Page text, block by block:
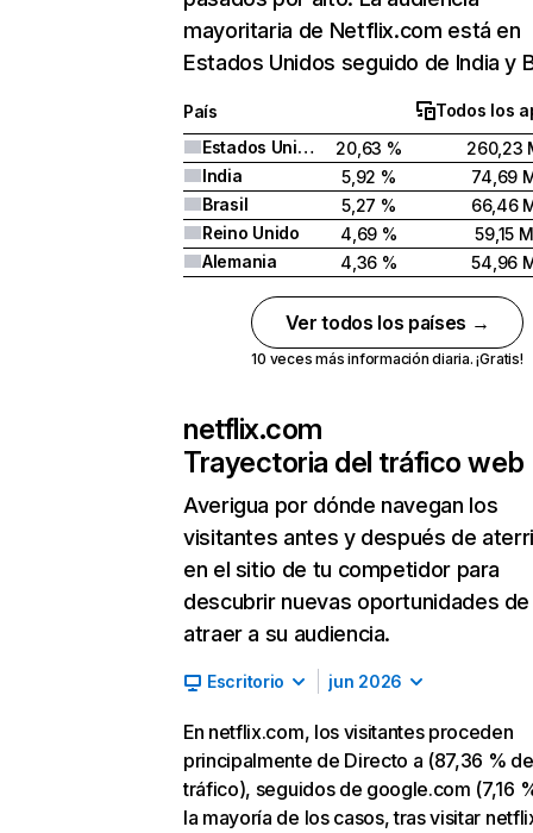
mayoritaria de Netflix.com está en
Estados Unidos seguido de India y
País
Todos los
Estados Unidos
20,63 %
260,23
India
5,92 %
74,69
Brasil
5,27 %
66,46
Reino Unido
4,69 %
59,15 M
Alemania
4,36 % 54,96
Ver todos los países →
10 veces más información diaria. ¡Gratis!
netflix.com
Trayectoria del tráfico web
Averigua por dónde navegan los
visitantes antes y después de
en el sitio de tu competidor para
descubrir nuevas oportunidades de
atraer a su audiencia.
Escritorio jun 2026
En netflix.com, los visitantes proceden
principalmente de Directo a (87,36 % de
tráfico), seguidos de google.com (7,16
la mayoría de los casos, tras visitar